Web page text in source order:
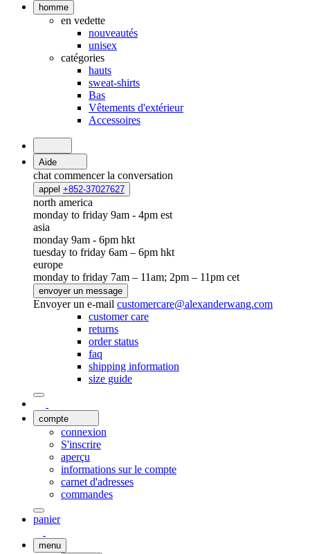
homme
en vedette
nouveautés
unisex
catégories
hauts
sweat-shirts
Bas
Vêtements d'extérieur
Accessoires
Aide
chat commencer la conversation
appel +852-37027627
north america
monday to friday 9am - 4pm est
asia
monday 9am - 6pm hkt
tuesday to friday 6am – 6pm hkt
europe
monday to friday 7am – 11am; 2pm – 11pm cet
envoyer un message
Envoyer un e-mail customercare@alexanderwang.com
customer care
returns
order status
faq
shipping information
size guide
compte
connexion
S'inscrire
aperçu
informations sur le compte
carnet d'adresses
commandes
panier
menu